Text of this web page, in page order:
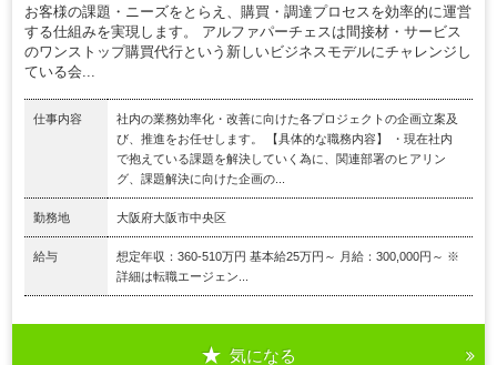
お客様の課題・ニーズをとらえ、購買・調達プロセスを効率的に運営
する仕組みを実現します。 アルファパーチェスは間接材・サービス
のワンストップ購買代行という新しいビジネスモデルにチャレンジし
ている会...
仕事内容
社内の業務効率化・改善に向けた各プロジェクトの企画立案及
び、推進をお任せします。 【具体的な職務内容】 ・現在社内
で抱えている課題を解決していく為に、関連部署のヒアリン
グ、課題解決に向けた企画の...
勤務地 大阪府大阪市中央区
給与
想定年収：360-510万円 基本給25万円～ 月給：300,000円～ ※
詳細は転職エージェン...
気になる